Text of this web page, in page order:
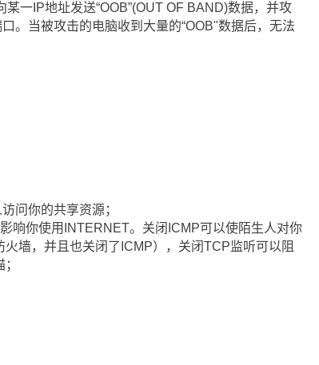
一IP地址发送“OOB”(OUT OF BAND)数据，并攻
。当被攻击的电脑收到大量的“OOB"数据后，无法
问你的共享资源；
响你使用INTERNET。关闭ICMP可以使陌生人对你
墙，并且也关闭了ICMP），关闭TCP监听可以阻